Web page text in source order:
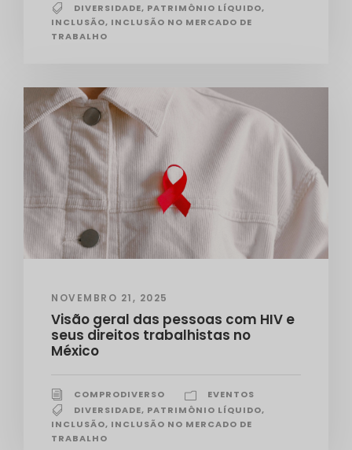
DIVERSIDADE, PATRIMÔNIO LÍQUIDO,
INCLUSÃO, INCLUSÃO NO MERCADO DE
TRABALHO
NOVEMBRO 21, 2025
Visão geral das pessoas com HIV e
seus direitos trabalhistas no
México
COMPRODIVERSO
EVENTOS
DIVERSIDADE, PATRIMÔNIO LÍQUIDO,
INCLUSÃO, INCLUSÃO NO MERCADO DE
TRABALHO